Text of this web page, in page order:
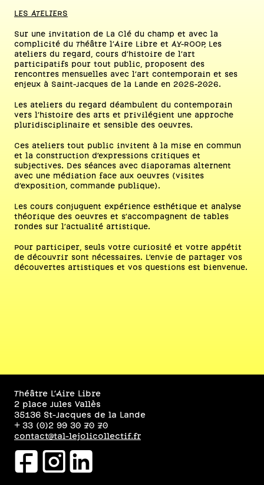
LES ATELIERS
Sur une invitation de La Clé du champ et avec la
complicité du Théâtre l’Aire Libre et AY-ROOP, Les
ateliers du regard, cours d’histoire de l’art
participatifs pour tout public, proposent des
rencontres mensuelles avec l’art contemporain et ses
enjeux à Saint-Jacques de la Lande en 2025-2026.
Les ateliers du regard déambulent du contemporain
vers l’histoire des arts et privilégient une approche
pluridisciplinaire et sensible des oeuvres.
Ces ateliers tout public invitent à la mise en commun
et la construction d’expressions critiques et
subjectives. Des séances avec diaporamas alternent
avec une médiation face aux oeuvres (visites
d’exposition, commande publique).
Les cours conjuguent expérience esthétique et analyse
théorique des oeuvres et s’accompagnent de tables
rondes sur l’actualité artistique.
Pour participer, seuls votre curiosité et votre appétit
de découvrir sont nécessaires. L’envie de partager vos
découvertes artistiques et vos questions est bienvenue.
Théâtre L’Aire Libre
2 place Jules Vallès
35136 St-Jacques de la Lande
+ 33 (0)2 99 30 70 70
contact@tal-lejolicollectif.fr
facebookiconinstagramiconlinkedinicon